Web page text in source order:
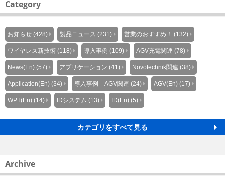
Category
お知らせ (428) 製品ニュース (231) 営業のおすすめ！ (132)
ワイヤレス新技術 (118) 導入事例 (109) AGV充電関連 (78)
News(En) (57) アプリケーション (41) Novotechnik関連 (38)
Application(En) (34) 導入事例 AGV関連 (24) AGV(En) (17)
WPT(En) (14) IDシステム (13) ID(En) (5)
カテゴリをすべて見る
Archive